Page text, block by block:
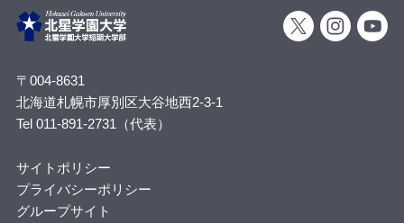
〒004-8631
北海道札幌市厚別区大谷地西2-3-1
Tel 011-891-2731（代表）
サイトポリシー
プライバシーポリシー
グループサイト